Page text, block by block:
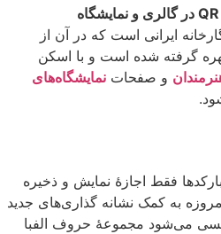
ایرانی است که در آن از
گرفته شده است و با اسکن
و صفحات نمایشگاه‌های
فقط اجازهٔ نمایش و ذخیره
به کمک نشانه گذاری‌های جدید
می‌شود مجموعهٔ حروف الفبا